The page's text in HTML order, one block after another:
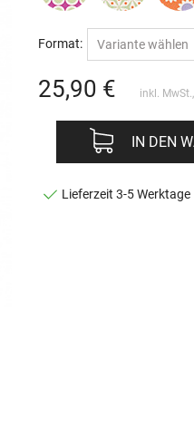
Format: Variante wählen
25,90 € inkl.
IN DEN
Lieferzeit 3-5 Werktage